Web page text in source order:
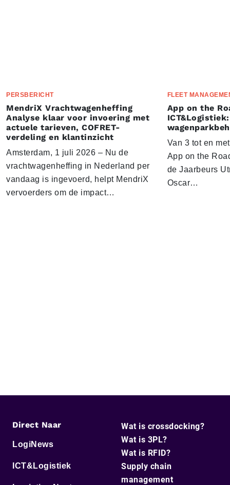
PERSBERICHT
MendriX Vrachtwagenheffing
Analyse klaar voor invoering met
actuele tarieven, COFRET-
verdeling en klantinzicht
Amsterdam, 1 juli 2026 – Nu de
vrachtwagenheffing in Nederland per
vandaag is ingevoerd, helpt MendriX
vervoerders om de impact…
FLEET
App on the
Van 3 tot en
App on the
de Jaarbeurs
Oscar…
Direct Naar
LogiNews
ICT&Logistiek
Wat is crossdocking?
Wat is 3PL?
Wat is RFID?
Supply chain
management